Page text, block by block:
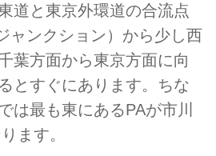
道と東京外環道の合流点
ャンクション）から少し西
葉方面から東京方面に向
とすぐにあります。ちな
は最も東にあるPAが市川
ます。